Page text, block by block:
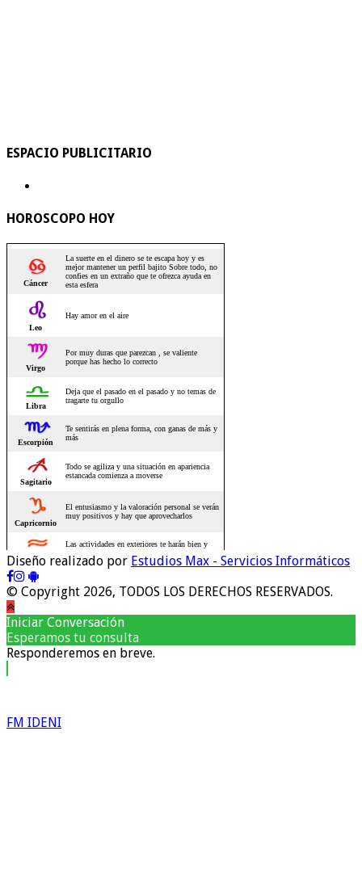
ESPACIO PUBLICITARIO
HOROSCOPO HOY
Diseño realizado por Estudios Max - Servicios Informáticos
© Copyright 2026, TODOS LOS DERECHOS RESERVADOS.
Iniciar Conversación
Esperamos tu consulta
Responderemos en breve.
FM IDENI